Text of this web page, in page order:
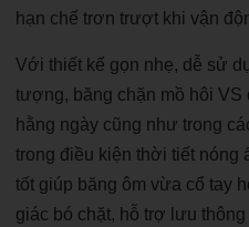
hạn chế trơn trượt khi vận
Với thiết kế gọn nhẹ, dễ sử
tượng, băng chặn mồ hôi
hằng ngày cũng như trong
trong điều kiện thời tiết nóng
tốt giúp băng ôm vừa cổ tay
giác bó chặt, hỗ trợ lưu